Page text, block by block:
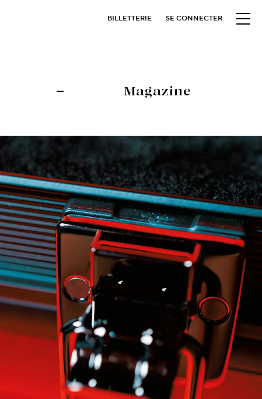
BILLETTERIE SE CONNECTER
Magazine